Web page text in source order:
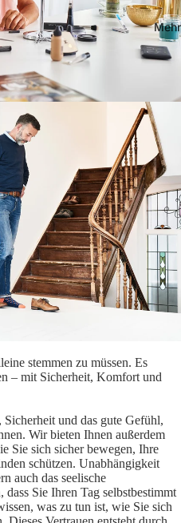
Mehr
stemmen zu müssen. Es
– mit Sicherheit, Komfort und
und das gute Gefühl,
Wir bieten Ihnen außerdem
Sie sich sicher bewegen, Ihre
schützen. Unabhängigkeit
auch das seelische
Sie Ihren Tag selbstbestimmt
was zu tun ist, wie Sie sich